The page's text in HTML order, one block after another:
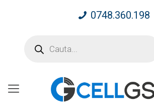
0748.360.198
search